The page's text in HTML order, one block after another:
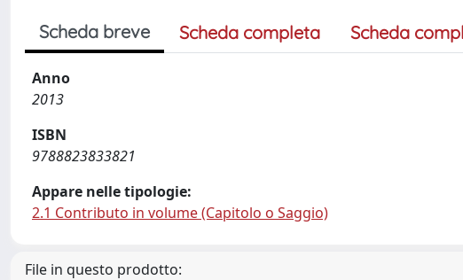
Scheda breve Scheda completa Scheda
Anno
2013
ISBN
9788823833821
Appare nelle tipologie:
2.1 Contributo in volume (Capitolo o Saggio)
File in questo prodotto: